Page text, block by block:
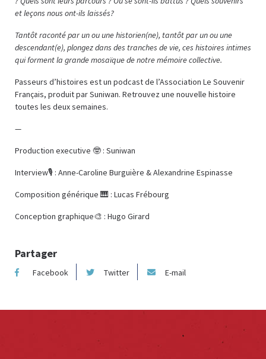
et leçons nous ont-ils laissés?
Tantôt raconté par un ou une historien(ne), tantôt par un ou une
descendant(e), plongez dans des tranches de vie, ces histoires intimes
qui forment la grande mosaïque de notre mémoire collective.
Passeurs d’histoires est un podcast de l’Association Le Souvenir
Français, produit par Suniwan. Retrouvez une nouvelle histoire
toutes les deux semaines.
—
Production executive 🤓 : Suniwan
Interview🎙️ : Anne-Caroline Burguière & Alexandrine Espinasse
Composition générique 🎹 : Lucas Frébourg
Conception graphique🎨 : Hugo Girard
Partager
Facebook Twitter E-mail